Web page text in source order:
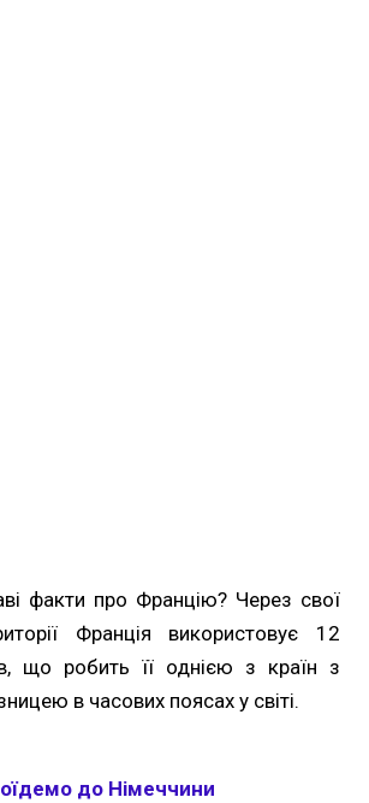
факти про Францію? Через свої
Франція використовує 12
що робить її однією з країн з
в часових поясах у світі.
до Німеччини